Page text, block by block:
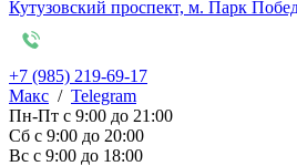
Кутузовский проспект, м. Парк
+7 (985) 219-69-17
Макс / Telegram
Пн-Пт с 9:00 до 21:00
Сб с 9:00 до 20:00
Вс с 9:00 до 18:00